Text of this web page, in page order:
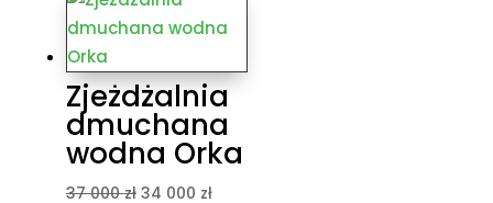
Zjeżdżalnia
dmuchana
wodna Orka
37 000zł Pierwotna
34 000 złAktualna